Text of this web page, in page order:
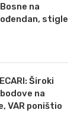
na
stigle
Široki
na
VAR poništio